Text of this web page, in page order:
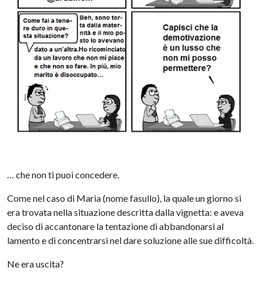
… che non ti puoi concedere.
Come nel caso di Maria (nome fasullo), la quale un giorno si
era trovata nella situazione descritta dalla vignetta: e aveva
deciso di accantonare la tentazione di abbandonarsi al
lamento e di concentrarsi nel dare soluzione alle sue difficoltà.
Ne era uscita?